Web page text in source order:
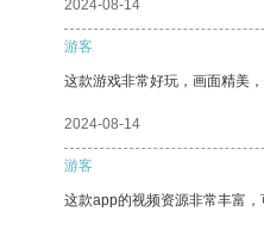
2024-08-14
游客
这款游戏非常好玩，画面精美，
2024-08-14
游客
这款app的视频资源非常丰富，